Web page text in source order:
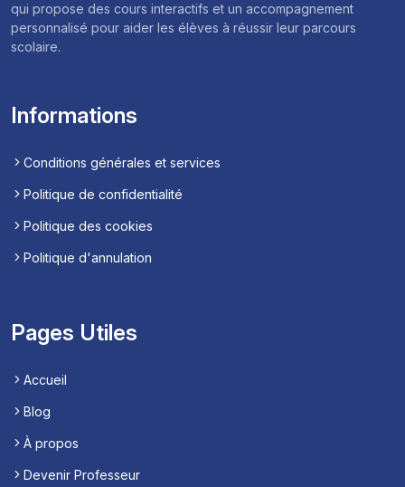
qui propose des cours interactifs et un accompagnement
personnalisé pour aider les élèves à réussir leur parcours
scolaire.
Informations
Conditions générales et services
Politique de confidentialité
Politique des cookies
Politique d'annulation
Pages Utiles
Accueil
Blog
À propos
Devenir Professeur